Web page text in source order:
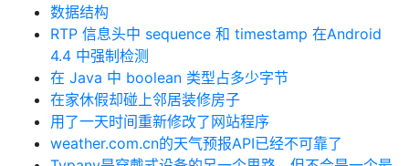
数据结构
RTP 信息头中 sequence 和 timestamp 在Android
4.4 中强制检测
在 Java 中 boolean 类型占多少字节
在家休假却碰上邻居装修房子
用了一天时间重新修改了网站程序
weather.com.cn的天气预报API已经不可靠了